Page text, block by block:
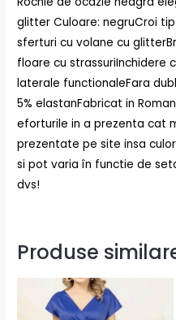
glitter Culoare: negruCroi
sferturi cu volane cu
floare cu strassuriInchidere
laterale functionaleFara
5% elastanFabricat in
eforturile in a prezenta cat
prezentate pe site insa
si pot varia în functie de
dvs!
Produse